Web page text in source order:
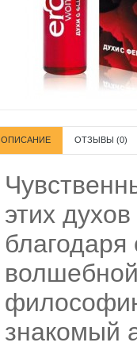
ОПИСАНИЕ ОТЗЫВЫ (0)
этих
знакомый